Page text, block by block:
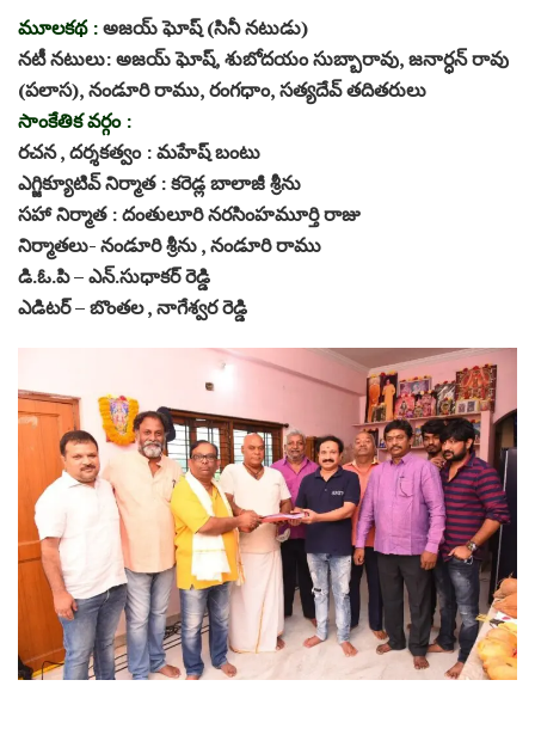
మూలకథ :అజయ్ ఘోష్ (సినీ నటుడు)
నటీ నటులు: అజయ్ ఘోష్, శుబోదయం సుబ్బారావు, జనార్ధన్ రావు
(పలాస), నండూరి రాము, రంగధాం, సత్యదేవ్ తదితరులు
సాంకేతిక వర్గం :
రచన , దర్శకత్వం : మహేష్ బంటు
ఎగ్జిక్యూటివ్ నిర్మాత : కరెడ్ల బాలాజీ శ్రీను
సహా నిర్మాత : దంతులూరి నరసింహమూర్తి రాజు
నిర్మాతలు- నండూరి శ్రీను , నండూరి రాము
డి.ఓ.పి – ఎన్.సుధాకర్ రెడ్డి
ఎడిటర్ – బొంతల , నాగేశ్వర రెడ్డి